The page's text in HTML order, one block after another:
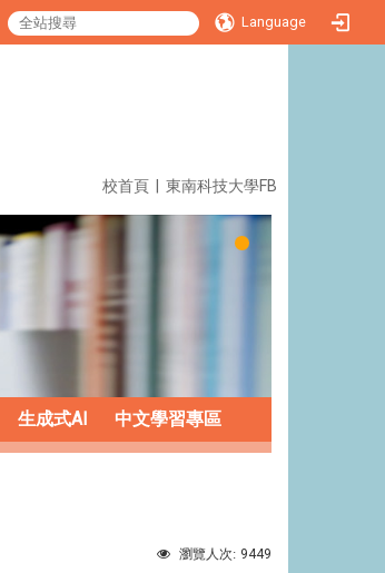
Language
校首頁 東南科技大學FB
生成式AI 中文學習專區
瀏覽人次: 9449